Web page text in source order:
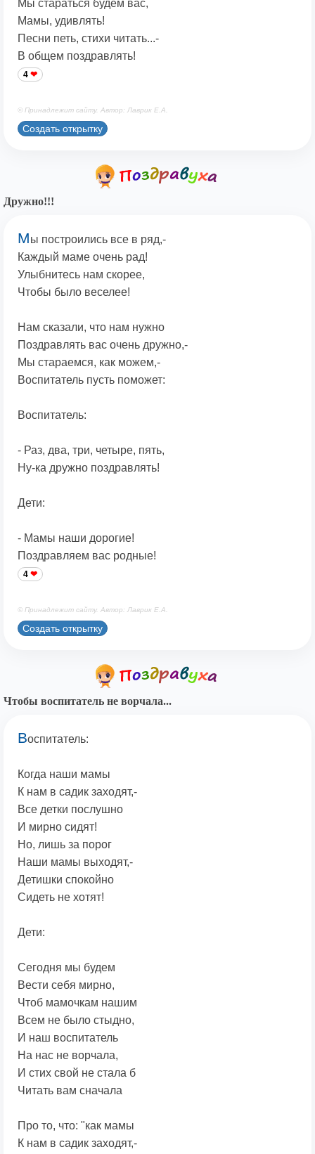
Мы стараться будем вас,
Мамы, удивлять!
Песни петь, стихи читать...-
В общем поздравлять!
4
© Принадлежит сайту. Автор: Лаврик Е.А.
Создать открытку
Дружно!!!
Мы построились все в ряд,-
Каждый маме очень рад!
Улыбнитесь нам скорее,
Чтобы было веселее!
Нам сказали, что нам нужно
Поздравлять вас очень дружно,-
Мы стараемся, как можем,-
Воспитатель пусть поможет:
Воспитатель:
- Раз, два, три, четыре, пять,
Ну-ка дружно поздравлять!
Дети:
- Мамы наши дорогие!
Поздравляем вас родные!
4
© Принадлежит сайту. Автор: Лаврик Е.А.
Создать открытку
Чтобы воспитатель не ворчала...
Воспитатель:
Когда наши мамы
К нам в садик заходят,-
Все детки послушно
И мирно сидят!
Но, лишь за порог
Наши мамы выходят,-
Детишки спокойно
Сидеть не хотят!
Дети:
Сегодня мы будем
Вести себя мирно,
Чтоб мамочкам нашим
Всем не было стыдно,
И наш воспитатель
На нас не ворчала,
И стих свой не стала б
Читать вам сначала
Про то, что: "как мамы
К нам в садик заходят,-